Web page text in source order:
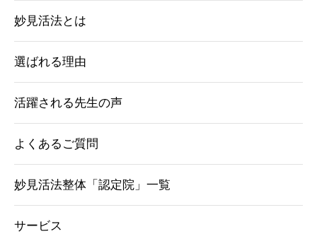
妙見活法とは
選ばれる理由
活躍される先生の声
よくあるご質問
妙見活法整体「認定院」一覧
サービス